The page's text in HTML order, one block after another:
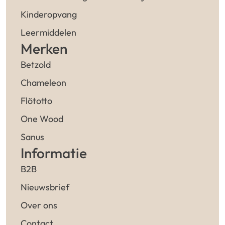
Kinderopvang
Leermiddelen
Merken
Betzold
Chameleon
Flötotto
One Wood
Sanus
Informatie
B2B
Nieuwsbrief
Over ons